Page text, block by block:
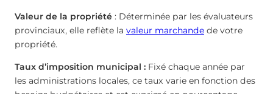
Valeur de la propriété : Déterminée par les évaluateurs
provinciaux, elle reflète la valeur marchande de votre
propriété.
Taux d’imposition municipal : Fixé chaque année par
les administrations locales, ce taux varie en fonction des